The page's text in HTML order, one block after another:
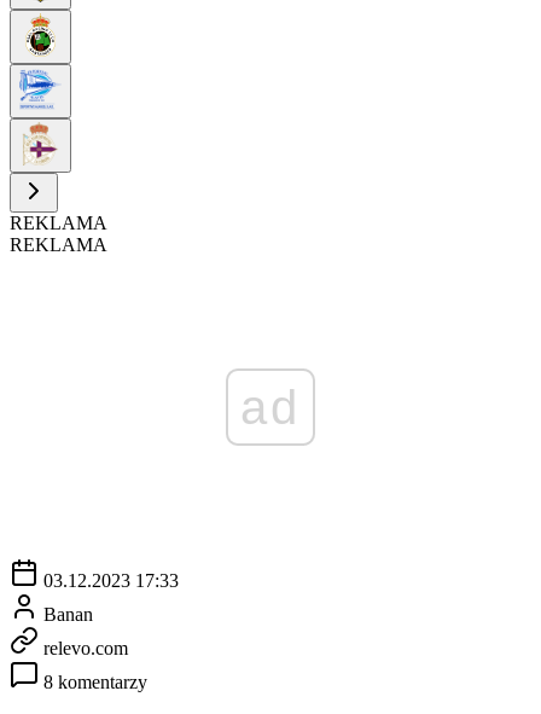
REKLAMA
REKLAMA
ad
03.12.2023 17:33
Banan
relevo.com
8 komentarzy